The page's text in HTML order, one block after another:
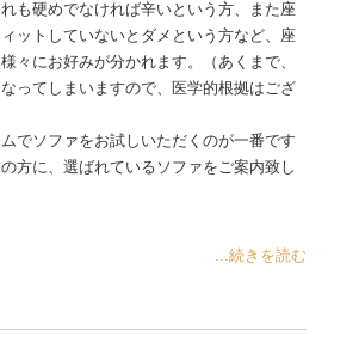
も硬めでなければ辛いという方、また座
ットしていないとダメという方など、座
々にお好みが分かれます。（あくまで、
ってしまいますので、医学的根拠はござ
でソファをお試しいただくのが一番です
方に、選ばれているソファをご案内致し
...続きを読む